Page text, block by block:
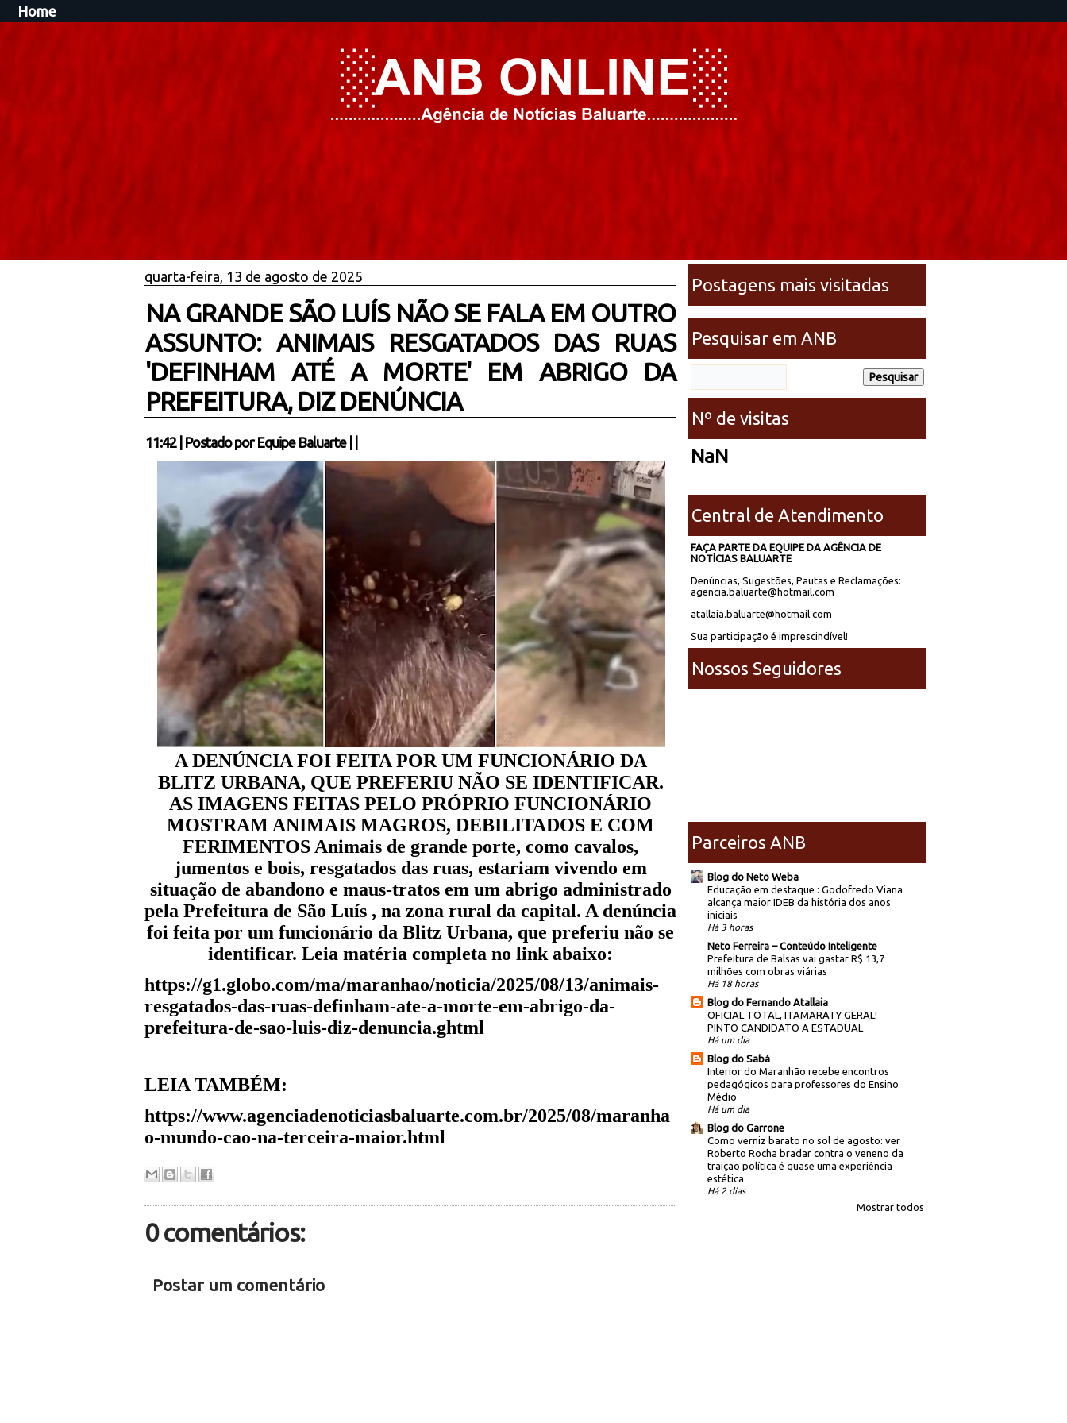
Home
quarta-feira, 13 de agosto de 2025
NA GRANDE SÃO LUÍS NÃO SE FALA EM OUTRO
ASSUNTO: ANIMAIS RESGATADOS DAS RUAS
'DEFINHAM ATÉ A MORTE' EM ABRIGO DA
PREFEITURA, DIZ DENÚNCIA
11:42| Postado por Equipe Baluarte
A DENÚNCIA FOI FEITA POR UM FUNCIONÁRIO DA
BLITZ URBANA, QUE PREFERIU NÃO SE IDENTIFICAR.
AS IMAGENS FEITAS PELO PRÓPRIO FUNCIONÁRIO
MOSTRAM ANIMAIS MAGROS, DEBILITADOS E COM
FERIMENTOS Animais de grande porte, como cavalos,
jumentos e bois, resgatados das ruas, estariam vivendo em
situação de abandono e maus-tratos em um abrigo administrado
pela Prefeitura de São Luís , na zona rural da capital. A denúncia
foi feita por um funcionário da Blitz Urbana, que preferiu não se
identificar. Leia matéria completa no link abaixo:
https://g1.globo.com/ma/maranhao/noticia/2025/08/13/animais-
resgatados-das-ruas-definham-ate-a-morte-em-abrigo-da-
prefeitura-de-sao-luis-diz-denuncia.ghtml
LEIA TAMBÉM:
https://www.agenciadenoticiasbaluarte.com.br/2025/08/maranha
o-mundo-cao-na-terceira-maior.html
0 comentários:
Postar um comentário
Postagens mais visitadas
Pesquisar em ANB
Nº de visitas
NaN
Central de Atendimento
FAÇA PARTE DA EQUIPE DA AGÊNCIA DE
NOTÍCIAS BALUARTE
Denúncias, Sugestões, Pautas e Reclamações:
agencia.baluarte@hotmail.com
atallaia.baluarte@hotmail.com
Sua participação é imprescindível!
Nossos Seguidores
Parceiros ANB
Blog do Neto Weba
Educação em destaque : Godofredo Viana
alcança maior IDEB da história dos anos
iniciais
Há 3 horas
Neto Ferreira – Conteúdo Inteligente
Prefeitura de Balsas vai gastar R$ 13,7
milhões com obras viárias
Há 18 horas
Blog do Fernando Atallaia
OFICIAL TOTAL, ITAMARATY GERAL!
PINTO CANDIDATO A ESTADUAL
Há um dia
Blog do Sabá
Interior do Maranhão recebe encontros
pedagógicos para professores do Ensino
Médio
Há um dia
Blog do Garrone
Como verniz barato no sol de agosto: ver
Roberto Rocha bradar contra o veneno da
traição política é quase uma experiência
estética
Há 2 dias
Mostrar todos